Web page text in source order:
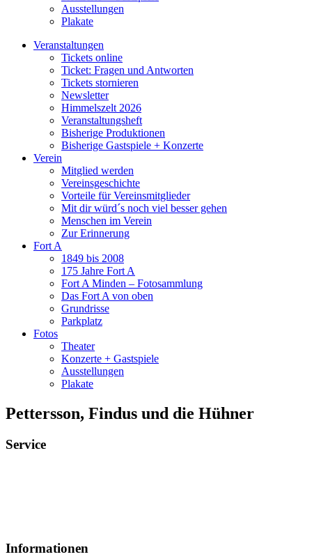
Ausstellungen
Plakate
Veranstaltungen
Tickets online
Ticket: Fragen und Antworten
Tickets stornieren
Newsletter
Himmelszelt 2026
Veranstaltungsheft
Bisherige Produktionen
Bisherige Gastspiele + Konzerte
Verein
Mitglied werden
Vereinsgeschichte
Vorteile für Vereinsmitglieder
Mit dir würd´s noch viel besser gehen
Menschen im Verein
Zur Erinnerung
Fort A
1849 bis 2008
175 Jahre Fort A
Fort A Minden – Fotosammlung
Das Fort A von oben
Grundrisse
Parkplatz
Fotos
Theater
Konzerte + Gastspiele
Ausstellungen
Plakate
Pettersson, Findus und die Hühner
Service
Informationen